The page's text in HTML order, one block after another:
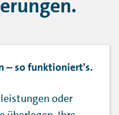
– so funktioniert's.
oder